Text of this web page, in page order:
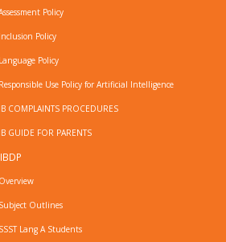
Policy
Inclusion Policy
Language Policy
Responsible Use Policy for Artificial Intelligence
IB COMPLAINTS PROCEDURES
IB GUIDE FOR PARENTS
IBDP
Overview
Subject Outlines
SSST Lang A Students
se na naš Newsletter.
- MOLBA ZA ODSUSTVO SA
- Molba za odsustvo sa nastave - PDF
- Molba za odsustvo sa nastave - MS Word